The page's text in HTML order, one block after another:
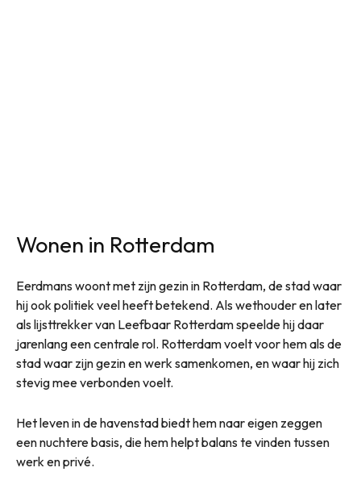
Wonen in Rotterdam
Eerdmans woont met zijn gezin in Rotterdam, de stad waar
hij ook politiek veel heeft betekend. Als wethouder en later
als lijsttrekker van Leefbaar Rotterdam speelde hij daar
jarenlang een centrale rol. Rotterdam voelt voor hem als de
stad waar zijn gezin en werk samenkomen, en waar hij zich
stevig mee verbonden voelt.
Het leven in de havenstad biedt hem naar eigen zeggen
een nuchtere basis, die hem helpt balans te vinden tussen
werk en privé.